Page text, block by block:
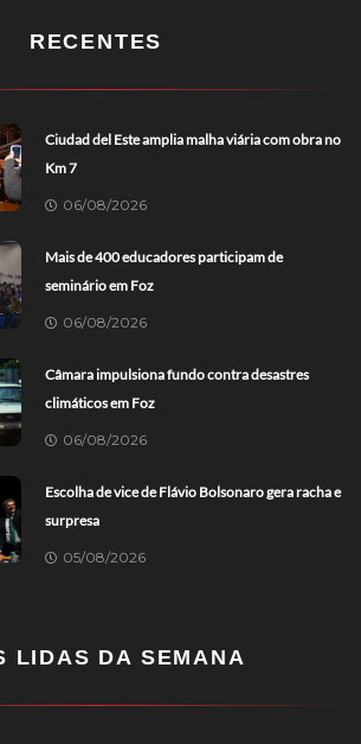
RECENTES
Ciudad del Este amplia malha viária com obra no
Km 7
06/08/2026
Mais de 400 educadores participam de
seminário em Foz
06/08/2026
Câmara impulsiona fundo contra desastres
climáticos em Foz
06/08/2026
Escolha de vice de Flávio Bolsonaro gera racha e
surpresa
05/08/2026
LIDAS DA SEMANA